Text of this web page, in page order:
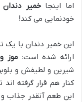
اما اینجاخمیر
خودنمایی می کند!
این خمیر دندان با یک
ارائه شده است: موز
شیرین و لطیفش و
کنار هم قرار گرفته
این طعم آنقدر جذاب